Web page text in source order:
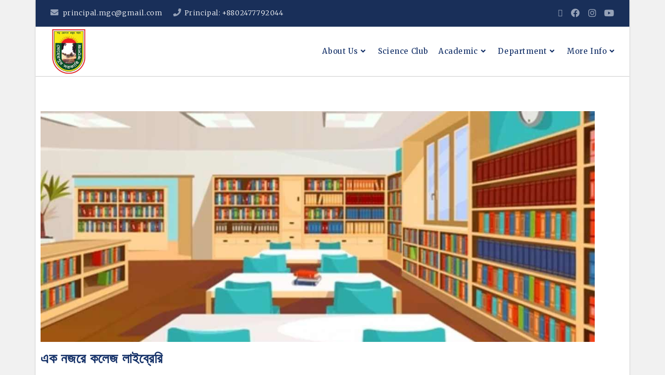
principal.mgc@gmail.com Principal: +8802477792044
About Us Science Club Academic Department More Info
এক নজরে কলেজ লাইব্রেরি